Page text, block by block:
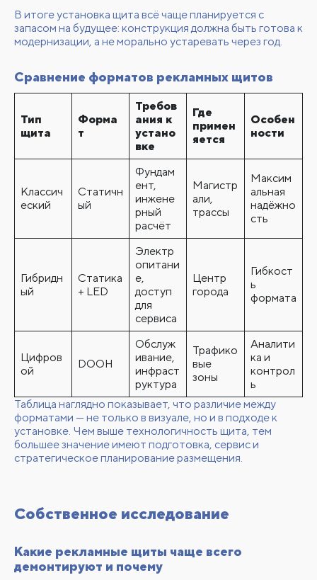
В итоге установка щита всё чаще планируется с
запасом на будущее: конструкция должна быть готова к
модернизации, а не морально устаревать через год.
Сравнение форматов рекламных щитов
Тип
щита
Форма
т
Требов
ания к
устано
вке
Где
примен
яется
Особен
ности
Классич
еский
Статичн
ый
Фундам
ент,
инжене
рный
расчёт
Магистр
али,
трассы
Максим
альная
надёжно
сть
Гибридн
ый
Статика
+ LED
Электр
опитани
е,
доступ
для
сервиса
Центр
города
Гибкост
ь
формата
Цифров
ой
DOOH
Обслуж
ивание,
инфраст
руктура
Трафико
вые
зоны
Аналити
ка и
контрол
ь
Таблица наглядно показывает, что различие между
форматами — не только в визуале, но и в подходе к
установке. Чем выше технологичность щита, тем
большее значение имеют подготовка, сервис и
стратегическое планирование размещения.
Собственное исследование
Какие рекламные щиты чаще всего
демонтируют и почему